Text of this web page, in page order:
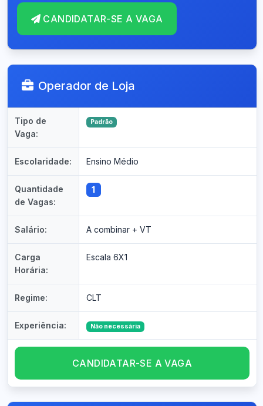
CANDIDATAR-SE A VAGA
Operador de Loja
Tipo de
Vaga:
Padrão
Escolaridade: Ensino Médio
Quantidade
de Vagas:
1
Salário: A combinar + VT
Carga
Horária:
Escala 6X1
Regime: CLT
Experiência: Não necessária
CANDIDATAR-SE A VAGA